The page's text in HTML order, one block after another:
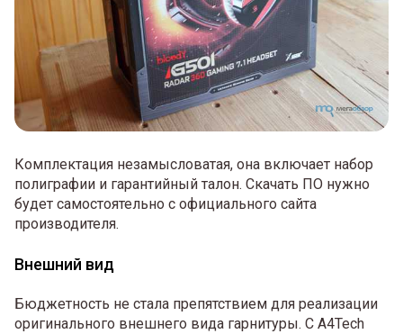
Комплектация незамысловатая, она включает набор
полиграфии и гарантийный талон. Скачать ПО нужно
будет самостоятельно с официального сайта
производителя.
Внешний вид
Бюджетность не стала препятствием для реализации
оригинального внешнего вида гарнитуры. С A4Tech